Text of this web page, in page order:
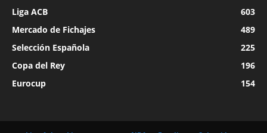
Liga ACB
603
Mercado de Fichajes
489
Selección Española
225
Copa del Rey
196
Eurocup
154